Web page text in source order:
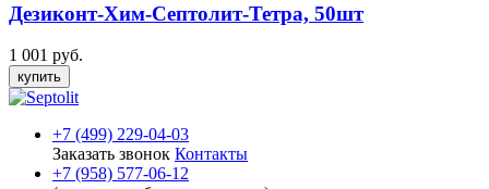
Дезиконт-Хим-Септолит-Тетра, 50шт
1 001 руб.
купить
+7 (499) 229-04-03
Заказать звонок Контакты
+7 (958) 577-06-12